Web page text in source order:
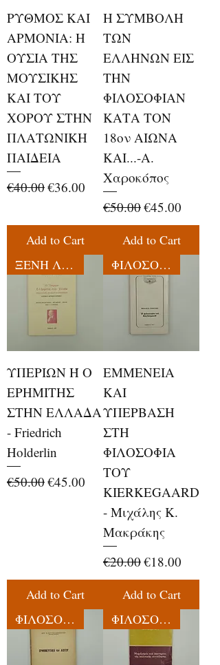
ΡΥΘΜΟΣ ΚΑΙ
ΑΡΜΟΝΙΑ: Η
ΟΥΣΙΑ ΤΗΣ
ΜΟΥΣΙΚΗΣ
ΚΑΙ ΤΟΥ
ΧΟΡΟΥ ΣΤΗΝ
ΠΛΑΤΩΝΙΚΗ
ΠΑΙΔΕΙΑ
Regular Price
€40.00Sale Price
€36.00
Add to Cart
Η ΣΥΜΒΟΛΗ
ΤΩΝ
ΕΛΛΗΝΩΝ ΕΙΣ
ΤΗΝ
ΦΙΛΟΣΟΦΙΑΝ
ΚΑΤΑ ΤΟΝ
18ον ΑΙΩΝΑ
ΚΑΙ...-Α.
Χαροκόπος
Regular Price
€50.00Sale Price
€45.00
Add to Cart
ΞΕΝΗ ΛΟΓΟΤΕΧΝΙΑ
ΥΠΕΡΙΩΝ Ή Ο
ΕΡΗΜΙΤΗΣ
ΣΤΗΝ ΕΛΛΑΔΑ
- Friedrich
Holderlin
Regular Price
€50.00Sale Price
€45.00
Add to Cart
ΦΙΛΟΣΟΦΙΑ
ΕΜΜΕΝΕΙΑ
ΚΑΙ
ΥΠΕΡΒΑΣΗ
ΣΤΗ
ΦΙΛΟΣΟΦΙΑ
ΤΟΥ
KIERKEGAARD
- Μιχάλης Κ.
Μακράκης
Regular Price
€20.00Sale Price
€18.00
Add to Cart
ΦΙΛΟΣΟΦΙΑ
ΦΙΛΟΣΟΦΙΑ